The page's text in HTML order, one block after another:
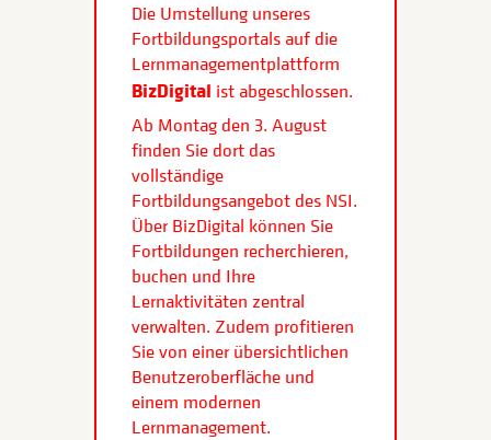
Die Umstellung unseres
Fortbildungsportals auf die
Lernmanagementplattform
BizDigital ist abgeschlossen.
Ab Montag den 3. August
finden Sie dort das
vollständige
Fortbildungsangebot des NSI.
Über BizDigital können Sie
Fortbildungen recherchieren,
buchen und Ihre
Lernaktivitäten zentral
verwalten. Zudem profitieren
Sie von einer übersichtlichen
Benutzeroberfläche und
einem modernen
Lernmanagement.